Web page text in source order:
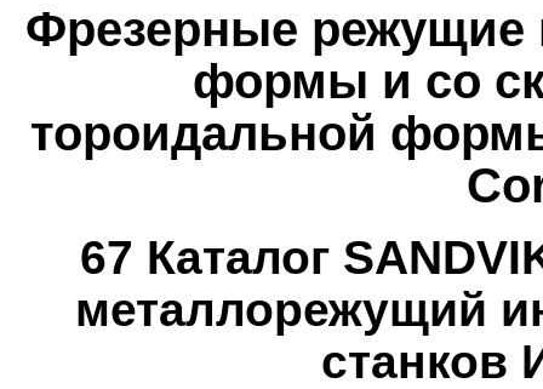
Фрезерные режущие
формы и со
тороидальной
67 Каталог
металлорежущий
станков